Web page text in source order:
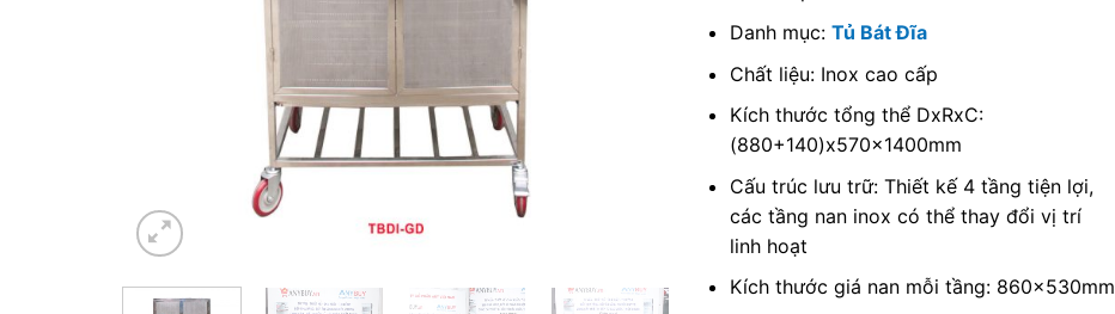
Danh mục:Tủ Bát Đĩa
Chất liệu: Inox cao cấp
Kích thước tổng thể DxRxC:
(880+140)x570x1400mm
Cấu trúc lưu trữ: Thiết kế 4 tầng tiện lợi,
các tầng nan inox có thể thay đổi vị trí
linh hoạt
Kích thước giá nan mỗi tầng: 860x530mm